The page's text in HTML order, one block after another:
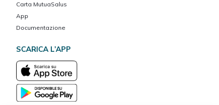
Carta MutuaSalus
App
Documentazione
SCARICA L’APP